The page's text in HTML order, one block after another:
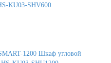
KU03-SHV600